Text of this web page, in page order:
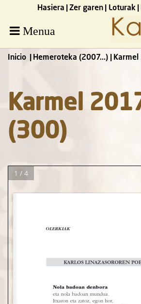
Hasiera Zer garen Loturak
Menua
Inicio Hemeroteka (2007...)
Karmel
(300)
1 / 4